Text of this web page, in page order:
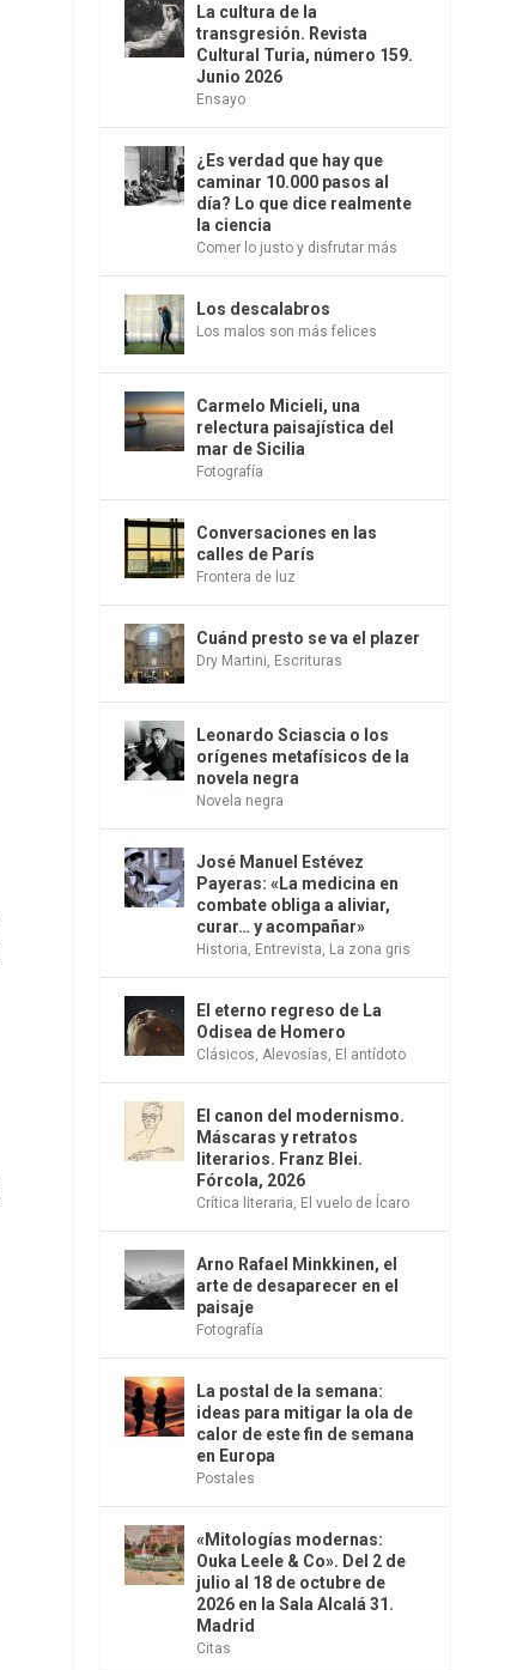
La cultura de la
transgresión. Revista
Cultural Turia, número 159.
Junio 2026
Ensayo
¿Es verdad que hay que
caminar 10.000 pasos al
día? Lo que dice realmente
la ciencia
Comer lo justo y disfrutar más
Los descalabros
Los malos son más felices
Carmelo Micieli, una
relectura paisajística del
mar de Sicilia
Fotografía
Conversaciones en las
calles de París
Frontera de luz
Cuánd presto se va el plazer
Dry Martini Escrituras
Leonardo Sciascia o los
orígenes metafísicos de la
novela negra
Novela negra
José Manuel Estévez
Payeras: «La medicina en
combate obliga a aliviar,
curar… y acompañar»
Historia Entrevista La zona gris
El eterno regreso de La
Odisea de Homero
Clásicos Alevosías El antídoto
El canon del modernismo.
Máscaras y retratos
literarios. Franz Blei.
Fórcola, 2026
Crítica literaria El vuelo de Ícaro
Arno Rafael Minkkinen, el
arte de desaparecer en el
paisaje
Fotografía
La postal de la semana:
ideas para mitigar la ola de
calor de este fin de semana
en Europa
Postales
«Mitologías modernas:
Ouka Leele & Co». Del 2 de
julio al 18 de octubre de
2026 en la Sala Alcalá 31.
Madrid
Citas